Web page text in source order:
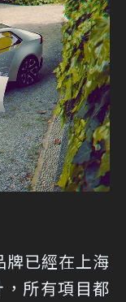
已經在上海
所有項目都